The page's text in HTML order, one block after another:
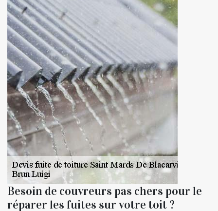
Besoin de couvreurs pas chers pour le
réparer les fuites sur votre toit ?